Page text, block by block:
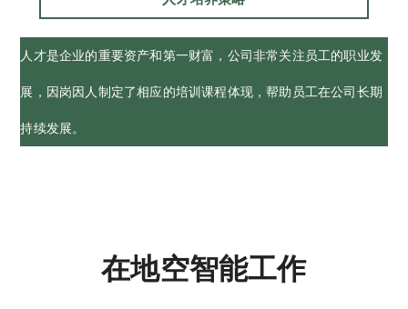
人才是企业的重要资产和第一财富，公司非常关注员工的职业发
展，因岗因人制定了相应的培训课程体现，帮助员工在公司长期
持续发展。
在地空智能工作